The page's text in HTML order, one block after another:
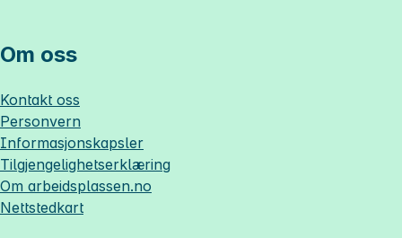
Om oss
Kontakt oss
Personvern
Informasjonskapsler
Tilgjengelighetserklæring
Om arbeidsplassen.no
Nettstedkart